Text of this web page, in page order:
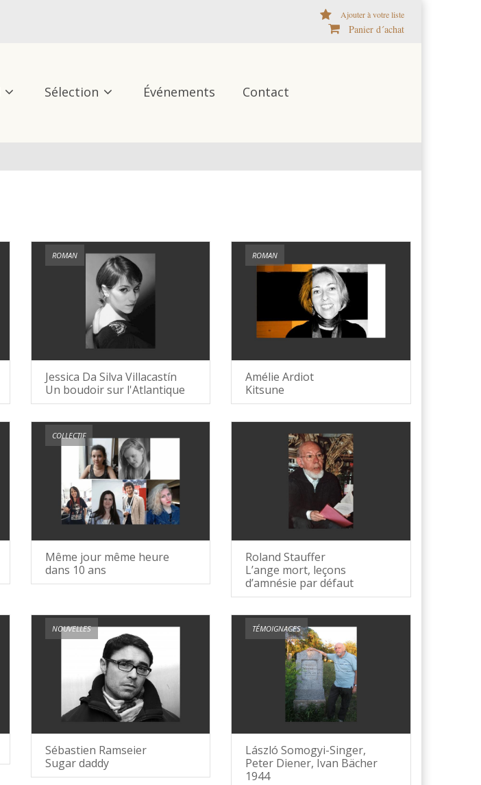
Ajouter à votre liste
Panier d´achat
Sélection Événements Contact
ROMAN
Jessica Da Silva Villacastín
Un boudoir sur l'Atlantique
ROMAN
Amélie Ardiot
Kitsune
COLLECTIF
Même jour même heure
dans 10 ans
Roland Stauffer
L’ange mort, leçons
d’amnésie par défaut
NOUVELLES
Sébastien Ramseier
Sugar daddy
TÉMOIGNAGES
László Somogyi-Singer,
Peter Diener, Ivan Bächer
1944